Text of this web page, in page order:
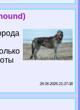
26 06 2026 21:37:38